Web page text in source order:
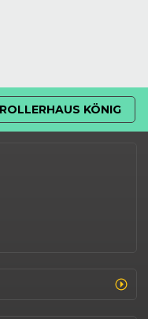
ROLLERHAUS KÖNIG